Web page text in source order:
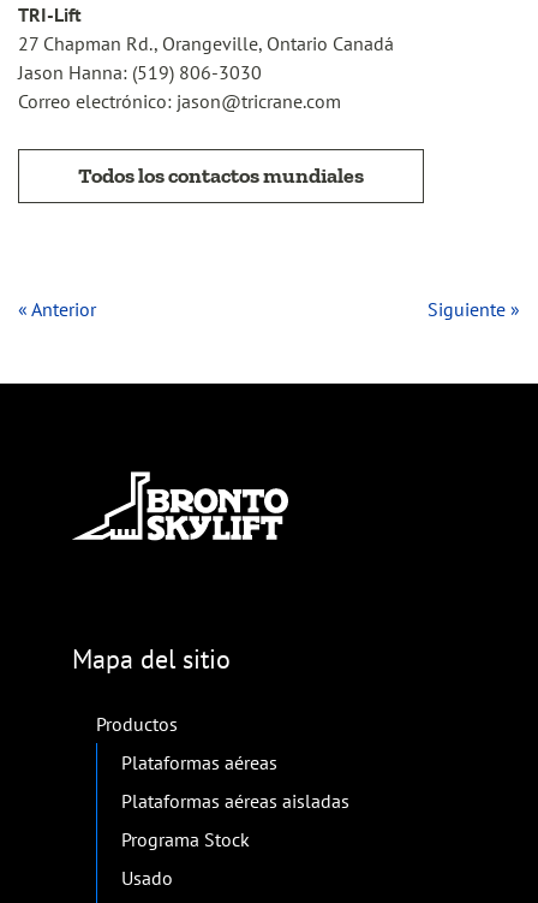
TRI-Lift
27 Chapman Rd., Orangeville, Ontario Canadá
Jason Hanna: (519) 806-3030
Correo electrónico: jason@tricrane.com
Todos los contactos mundiales
« Anterior Siguiente »
Mapa del sitio
Productos
Plataformas aéreas
Plataformas aéreas aisladas
Programa Stock
Usado